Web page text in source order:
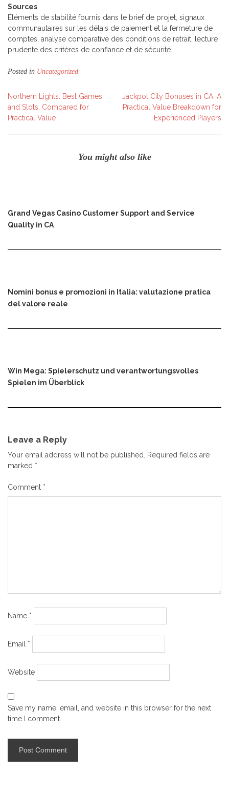
Sources
Éléments de stabilité fournis dans le brief de projet, signaux
communautaires sur les délais de paiement et la fermeture de
comptes, analyse comparative des conditions de retrait, lecture
prudente des critères de confiance et de sécurité.
Posted in Uncategorized
Post
navigation
Northern Lights: Best Games
and Slots, Compared for
Practical Value
Jackpot City Bonuses in CA: A
Practical Value Breakdown for
Experienced Players
You might also like
Grand Vegas Casino Customer Support and Service
Quality in CA
Nomini bonus e promozioni in Italia: valutazione pratica
del valore reale
Win Mega: Spielerschutz und verantwortungsvolles
Spielen im Überblick
Leave a Reply
Your email address will not be published.
Required fields are
marked *
Comment *
Name *
Email *
Website
Save my name, email, and website in this browser for the next
time I comment.